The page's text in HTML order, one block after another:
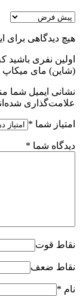
هیچ دیدگاهی
اولین نفری باشید
(شاین) مای میکاپ
نشانی ایمیل شما
علامت‌گذاری
امتیاز شما *
دیدگاه شما *
نقاط قوت
نقاط ضعف
نام *